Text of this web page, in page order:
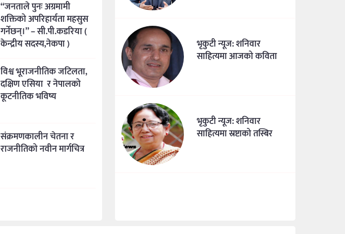
“जनताले पुनः अग्रमामी
शक्तिको अपरिहार्यता महसुस
गर्नेछन्।” – सी.पी.कडरिया (
केन्द्रीय सदस्य,नेकपा )
विश्व भूराजनीतिक जटिलता,
दक्षिण एसिया र नेपालको
कूटनीतिक भविष्य
संक्रमणकालीन चेतना र
राजनीतिको नवीन मार्गचित्र
भृकुटी न्यूज: शनिवार
साहित्यमा आजको कविता
भृकुटी न्यूज: शनिवार
साहित्यमा स्रष्टाको तस्बिर